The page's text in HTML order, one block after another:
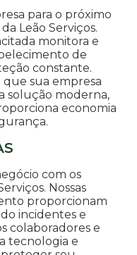
para o próximo
Leão Serviços.
monitora e
de
constante.
sua empresa
solução moderna,
economia
com os
Nossas
proporcionam
incidentes e
colaboradores e
tecnologia e